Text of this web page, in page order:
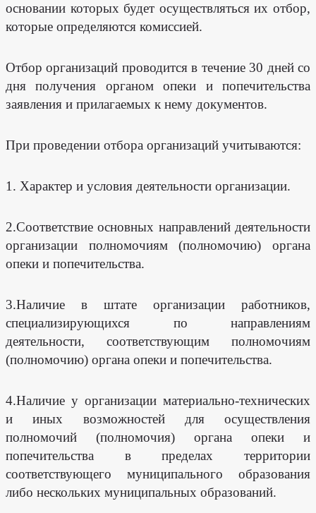
основании которых будет осуществляться их отбор,
которые определяются комиссией.
Отбор организаций проводится в течение 30 дней со
дня получения органом опеки и попечительства
заявления и прилагаемых к нему документов.
При проведении отбора организаций учитываются:
1. Характер и условия деятельности организации.
2.Соответствие основных направлений деятельности
организации полномочиям (полномочию) органа
опеки и попечительства.
3.Наличие в штате организации работников,
специализирующихся по направлениям
деятельности, соответствующим полномочиям
(полномочию) органа опеки и попечительства.
4.Наличие у организации материально-технических
и иных возможностей для осуществления
полномочий (полномочия) органа опеки и
попечительства в пределах территории
соответствующего муниципального образования
либо нескольких муниципальных образований.
Как
вас
зовут?